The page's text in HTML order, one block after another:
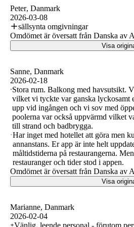
Peter, Danmark
2026-03-08
sällsynta omgivningar
Omdömet är översatt från Danska av
Visa
Sanne, Danmark
2026-02-18
Stora rum. Balkong med havsutsikt.
vilket vi tyckte var ganska lyckosamt
upp vid ingången och vi sov med
poolerna var också uppvärmd vilket
till strand och badbrygga.
Har inget med hotellet att göra men
annanstans. Er app är inte helt
måltidstiderna på restaurangerna.
restauranger och tider stod i appen.
Omdömet är översatt från Danska av
Visa
Marianne, Danmark
2026-02-04